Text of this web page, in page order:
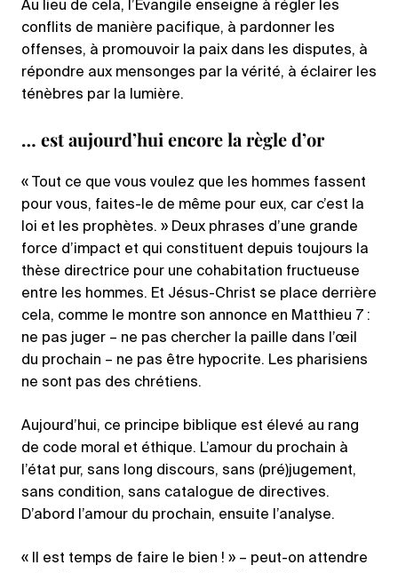
Au lieu de cela, l’Évangile enseigne à régler les
conflits de manière pacifique, à pardonner les
offenses, à promouvoir la paix dans les disputes, à
répondre aux mensonges par la vérité, à éclairer les
ténèbres par la lumière.
… est aujourd’hui encore la règle d’or
« Tout ce que vous voulez que les hommes fassent
pour vous, faites-le de même pour eux, car c’est la
loi et les prophètes. » Deux phrases d’une grande
force d’impact et qui constituent depuis toujours la
thèse directrice pour une cohabitation fructueuse
entre les hommes. Et Jésus-Christ se place derrière
cela, comme le montre son annonce en Matthieu 7 :
ne pas juger – ne pas chercher la paille dans l’œil
du prochain – ne pas être hypocrite. Les pharisiens
ne sont pas des chrétiens.
Aujourd’hui, ce principe biblique est élevé au rang
de code moral et éthique. L’amour du prochain à
l’état pur, sans long discours, sans (pré)jugement,
sans condition, sans catalogue de directives.
D’abord l’amour du prochain, ensuite l’analyse.
« Il est temps de faire le bien ! » – peut-on attendre